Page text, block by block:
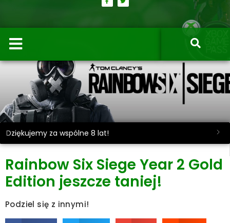
Dziękujemy za wspólne 8 lat!
Rainbow Six Siege Year 2 Gold
Edition jeszcze taniej!
Podziel się z innymi!